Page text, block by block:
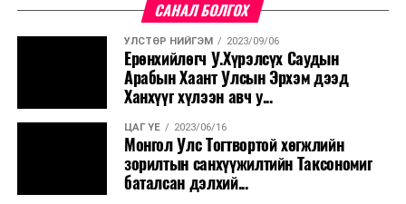
САНАЛ БОЛГОХ
УЛСТӨР НИЙГЭМ 2023/09/06
Ерөнхийлөгч У.Хүрэлсүх Саудын
Арабын Хаант Улсын Эрхэм дээд
Ханхүүг хүлээн авч у...
ЦАГ ҮЕ 2023/06/16
Монгол Улс Тогтвортой хөгжлийн
зорилтын санхүүжилтийн Таксономиг
баталсан дэлхий...